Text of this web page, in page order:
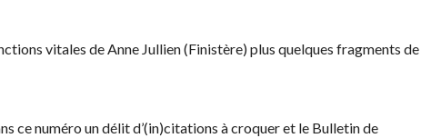
vitales de Anne Jullien (Finistère) plus quelques fragments de
ce numéro un délit d’(in)citations à croquer et le Bulletin de